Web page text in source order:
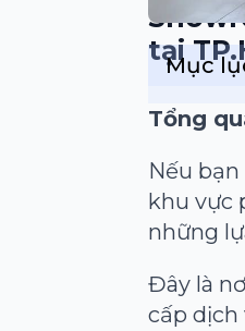
tạiMục
Tổng
Nếu
khu vực
những
Đây là
cấp dịch